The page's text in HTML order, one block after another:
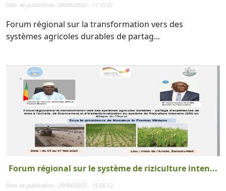
Date de publication : 06/05/2025 - 11:15:31
Forum régional sur la transformation vers des
systèmes agricoles durables de partag...
Forum régional sur le système de riziculture inten...
Date de publication : 29/04/2025 - 15:56:12